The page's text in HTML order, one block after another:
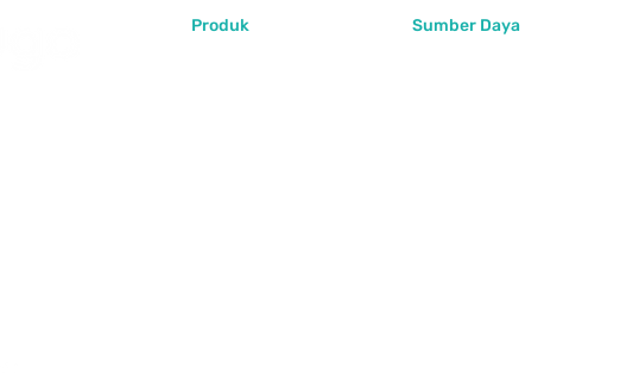
Produk Sumber Daya